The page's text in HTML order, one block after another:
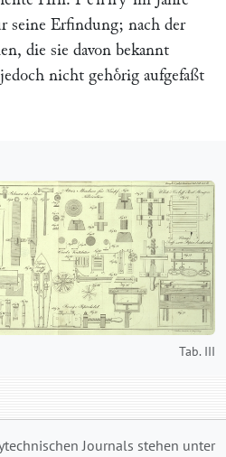
seine Erfindung; nach der
die sie davon bekannt
nicht gehoͤrig aufgefaßt
Tab. III
Journals stehen unter